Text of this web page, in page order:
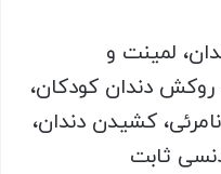
لمینت و
روکش دندان کودکان،
کشیدن دندان،
ثابت